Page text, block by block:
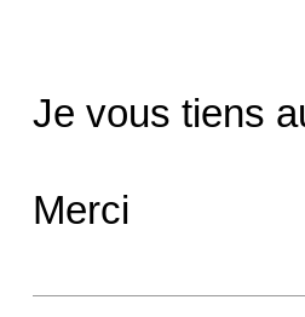
Je vous tiens
Merci